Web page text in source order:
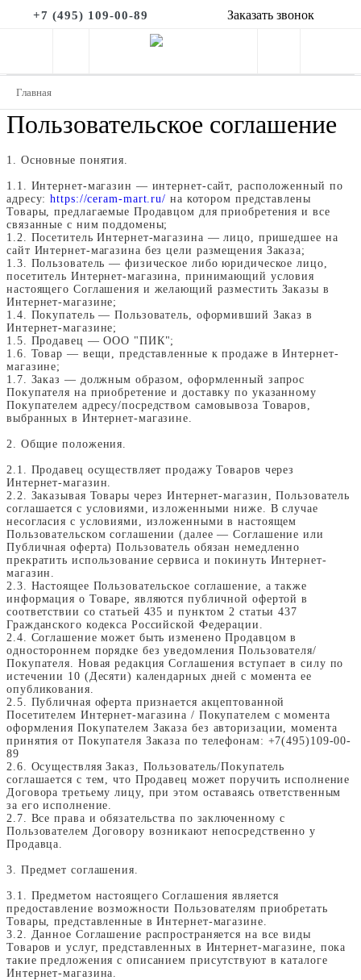
+7 (495) 109-00-89 Заказать звонок
Главная
Пользовательское соглашение
1. Основные понятия.
1.1. Интернет-магазин — интернет-сайт, расположенный по
адресу:https://ceram-mart.ru/ на котором представлены
Товары, предлагаемые Продавцом для приобретения и все
связанные с ним поддомены;
1.2. Посетитель Интернет-магазина — лицо, пришедшее на
сайт Интернет-магазина без цели размещения Заказа;
1.3. Пользователь — физическое либо юридическое лицо,
посетитель Интернет-магазина, принимающий условия
настоящего Соглашения и желающий разместить Заказы в
Интернет-магазине;
1.4. Покупатель — Пользователь, оформивший Заказ в
Интернет-магазине;
1.5. Продавец — ООО "ПИК";
1.6. Товар — вещи, представленные к продаже в Интернет-
магазине;
1.7. Заказ — должным образом, оформленный запрос
Покупателя на приобретение и доставку по указанному
Покупателем адресу/посредством самовывоза Товаров,
выбранных в Интернет-магазине.
2. Общие положения.
2.1. Продавец осуществляет продажу Товаров через
Интернет-магазин.
2.2. Заказывая Товары через Интернет-магазин, Пользователь
соглашается с условиями, изложенными ниже. В случае
несогласия с условиями, изложенными в настоящем
Пользовательском соглашении (далее — Соглашение или
Публичная оферта) Пользователь обязан немедленно
прекратить использование сервиса и покинуть Интернет-
магазин.
2.3. Настоящее Пользовательское соглашение, а также
информация о Товаре, являются публичной офертой в
соответствии со статьей 435 и пунктом 2 статьи 437
Гражданского кодекса Российской Федерации.
2.4. Соглашение может быть изменено Продавцом в
одностороннем порядке без уведомления Пользователя/
Покупателя. Новая редакция Соглашения вступает в силу по
истечении 10 (Десяти) календарных дней с момента ее
опубликования.
2.5. Публичная оферта признается акцептованной
Посетителем Интернет-магазина / Покупателем с момента
оформления Покупателем Заказа без авторизации, момента
принятия от Покупателя Заказа по телефонам: +7(495)109-00-
89
2.6. Осуществляя Заказ, Пользователь/Покупатель
соглашается с тем, что Продавец может поручить исполнение
Договора третьему лицу, при этом оставаясь ответственным
за его исполнение.
2.7. Все права и обязательства по заключенному с
Пользователем Договору возникают непосредственно у
Продавца.
3. Предмет соглашения.
3.1. Предметом настоящего Соглашения является
предоставление возможности Пользователям приобретать
Товары, представленные в Интернет-магазине.
3.2. Данное Соглашение распространяется на все виды
Товаров и услуг, представленных в Интернет-магазине, пока
такие предложения с описанием присутствуют в каталоге
Интернет-магазина.